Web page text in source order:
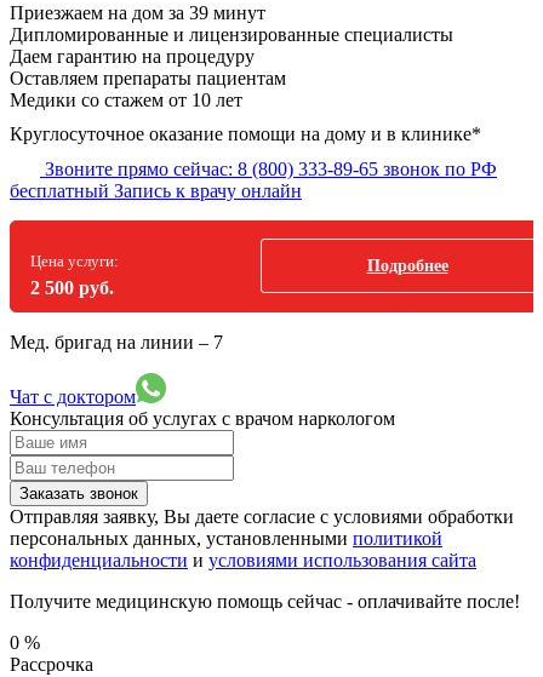
Приезжаем на дом за 39 минут
Дипломированные и лицензированные специалисты
Даем гарантию на процедуру
Оставляем препараты пациентам
Медики со стажем от 10 лет
Круглосуточное оказание помощи на дому и в клинике*
Звоните прямо сейчас: 8 (800) 333-89-65 звонок по РФ
бесплатный Запись к врачу онлайн
Цена услуги:
2 500 руб.
Подробнее
Мед. бригад на линии – 7
Чат с доктором
Консультация об услугах с врачом наркологом
Заказать звонок
Отправляя заявку, Вы даете согласие с условиями обработки
персональных данных, установленными политикой
конфиденциальности и условиями использования сайта
Получите медицинскую помощь сейчас - оплачивайте после!
0 %
Рассрочка